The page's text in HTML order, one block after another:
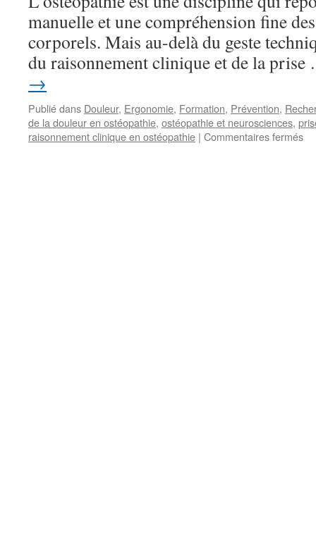
manuelle et une compréhension fine
corporels. Mais au-delà du geste
du raisonnement clinique et de la
→
Publié dans Douleur, Ergonomie, Formation, Prévention,
de la douleur en ostéopathie, ostéopathie et neurosciences,
raisonnement clinique en ostéopathie | Commentaires ferméssur